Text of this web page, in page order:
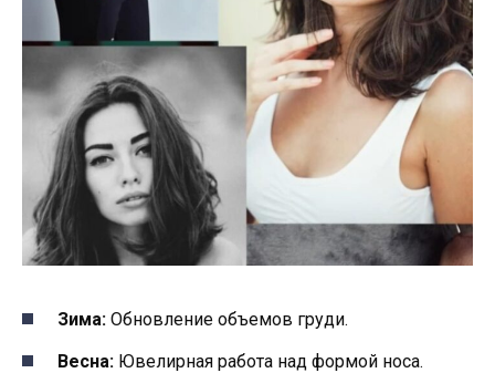
Зима: Обновление объемов груди.
Весна: Ювелирная работа над формой носа.